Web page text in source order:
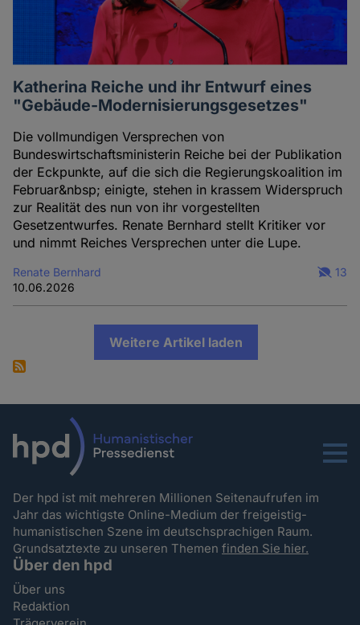
Katherina Reiche und ihr Entwurf eines
"Gebäude-Modernisierungsgesetzes"
Die vollmundigen Versprechen von
Bundeswirtschaftsministerin Reiche bei der Publikation
der Eckpunkte, auf die sich die Regierungskoalition im
Februar&nbsp; einigte, stehen in krassem Widerspruch
zur Realität des nun von ihr vorgestellten
Gesetzentwurfes. Renate Bernhard stellt Kritiker vor
und nimmt Reiches Versprechen unter die Lupe.
Renate Bernhard
10.06.2026
13
Weitere Artikel laden
Menu
Der hpd ist mit mehreren Millionen Seitenaufrufen im
Jahr das wichtigste Online-Medium der freigeistig-
humanistischen Szene im deutschsprachigen Raum.
Grundsatztexte zu unseren Themenfinden Sie hier.
Über den hpd
Über uns
Redaktion